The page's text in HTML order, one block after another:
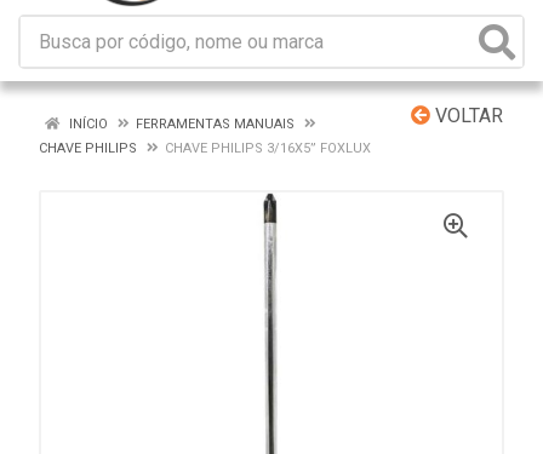
VOLTAR
INÍCIO
FERRAMENTAS MANUAIS
CHAVE PHILIPS
CHAVE PHILIPS 3/16X5” FOXLUX